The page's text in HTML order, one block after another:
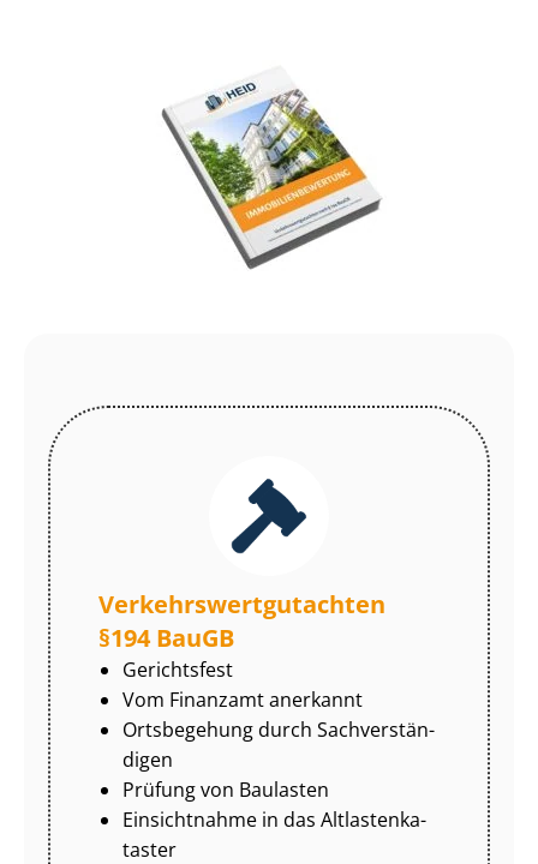
Ver­kehrs­wert­gut­ach­ten
§194 BauGB
Gerichtsfest
Vom Finanzamt anerkannt
Ortsbegehung durch Sach­ver­stän­
di­gen
Prüfung von Baulasten
Einsichtnahme in das Alt­las­ten­ka­
tas­ter